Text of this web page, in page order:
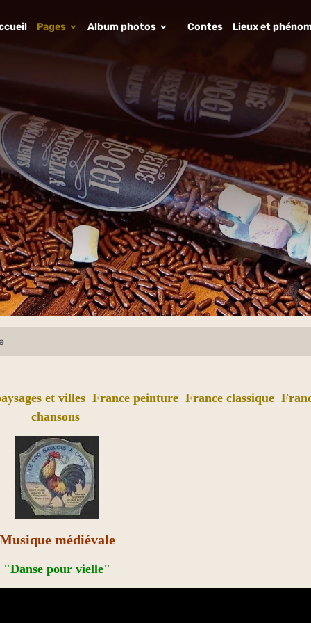
Pages Album photos Contes Lieux et
et villes France peinture France classique
chansons
Musique médiévale
"Danse pour vielle"